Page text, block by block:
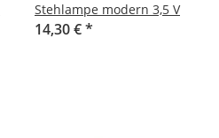
Stehlampe modern 3,5 V
14,30 €*